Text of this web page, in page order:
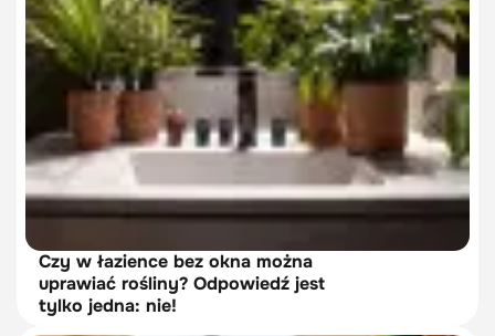
Czy w łazience bez okna można
uprawiać rośliny? Odpowiedź jest
tylko jedna: nie!